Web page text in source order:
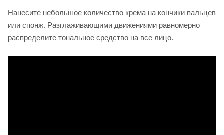
Нанесите небольшое количество крема на кончики пальцев
или спонж. Разглаживающими движениями равномерно
распределите тональное средство на все лицо.